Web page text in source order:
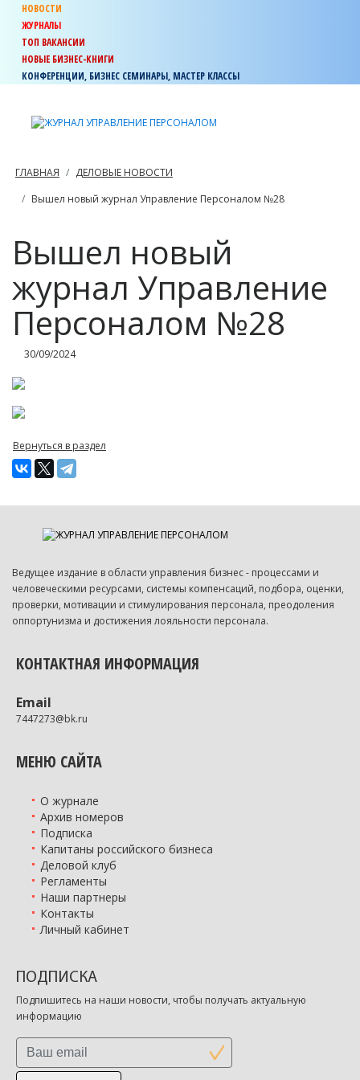
НОВОСТИ
ЖУРНАЛЫ
ТОП ВАКАНСИИ
НОВЫЕ БИЗНЕС-КНИГИ
КОНФЕРЕНЦИИ, БИЗНЕС СЕМИНАРЫ, МАСТЕР КЛАССЫ
ГЛАВНАЯ
ДЕЛОВЫЕ НОВОСТИ
Вышел новый журнал Управление Персоналом №28
Вышел новый
журнал Управление
Персоналом №28
30/09/2024
Вернуться в раздел
Ведущее издание в области управления бизнес - процессами и
человеческими ресурсами, системы компенсаций, подбора, оценки,
проверки, мотивации и стимулирования персонала, преодоления
оппортунизма и достижения лояльности персонала.
КОНТАКТНАЯ ИНФОРМАЦИЯ
Email
7447273@bk.ru
МЕНЮ САЙТА
О журнале
Архив номеров
Подписка
Капитаны российского бизнеса
Деловой клуб
Регламенты
Наши партнеры
Контакты
Личный кабинет
ПОДПИСКА
Подпишитесь на наши новости, чтобы получать актуальную
информацию